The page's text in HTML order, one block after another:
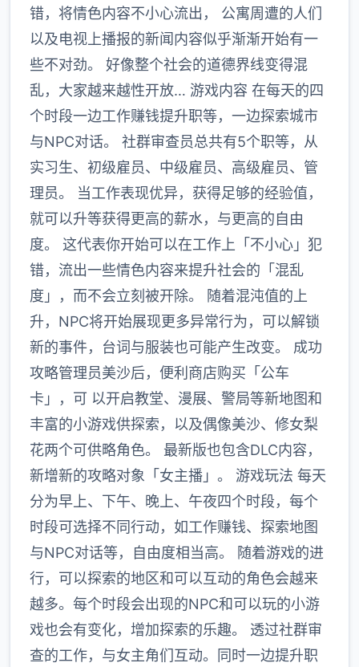
错，将情色内容不小心流出， 公寓周遭的人们
以及电视上播报的新闻内容似乎渐渐开始有一
些不对劲。 好像整个社会的道德界线变得混
乱，大家越来越性开放… 游戏内容 在每天的四
个时段一边工作赚钱提升职等，一边探索城市
与NPC对话。 社群审查员总共有5个职等，从
实习生、初级雇员、中级雇员、高级雇员、管
理员。 当工作表现优异，获得足够的经验值，
就可以升等获得更高的薪水，与更高的自由
度。 这代表你开始可以在工作上「不小心」犯
错，流出一些情色内容来提升社会的「混乱
度」，而不会立刻被开除。 随着混沌值的上
升，NPC将开始展现更多异常行为，可以解锁
新的事件，台词与服装也可能产生改变。 成功
攻略管理员美沙后，便利商店购买「公车
卡」，可 以开启教堂、漫展、警局等新地图和
丰富的小游戏供探索，以及偶像美沙、修女梨
花两个可供略角色。 最新版也包含DLC内容，
新增新的攻略对象「女主播」。 游戏玩法 每天
分为早上、下午、晚上、午夜四个时段，每个
时段可选择不同行动，如工作赚钱、探索地图
与NPC对话等，自由度相当高。 随着游戏的进
行，可以探索的地区和可以互动的角色会越来
越多。每个时段会出现的NPC和可以玩的小游
戏也会有变化，增加探索的乐趣。 透过社群审
查的工作，与女主角们互动。同时一边提升职